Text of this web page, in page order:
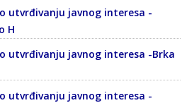
utvrđivanju javnog interesa -
H
utvrđivanju javnog interesa -Brka
utvrđivanju javnog interesa -